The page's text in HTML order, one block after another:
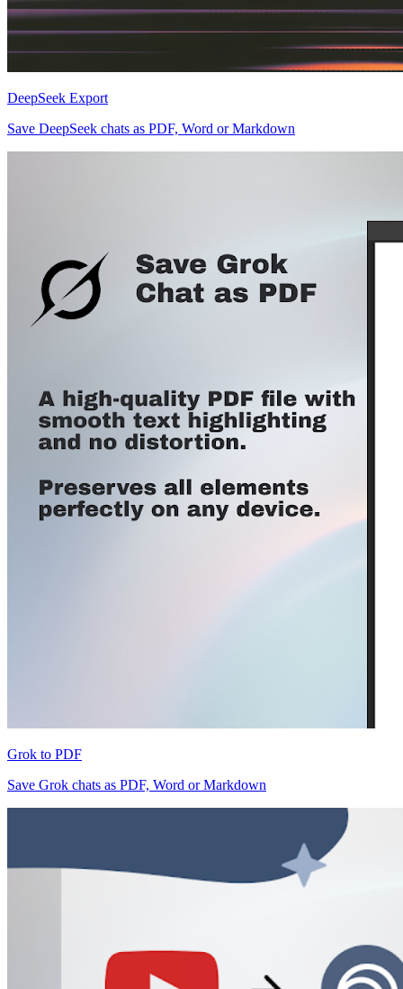
DeepSeek Export
Save DeepSeek chats as PDF, Word or Markdown
Grok to PDF
Save Grok chats as PDF, Word or Markdown